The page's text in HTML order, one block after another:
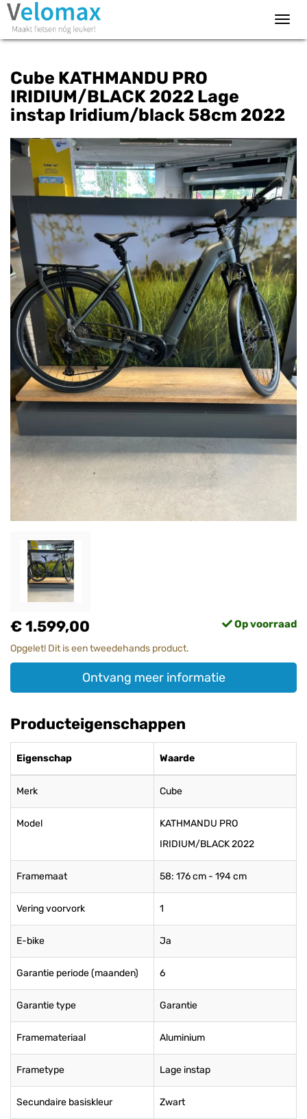
Cube KATHMANDU PRO
IRIDIUM/BLACK 2022 Lage
instap Iridium/black 58cm 2022
€ 1.599,00 Op voorraad
Opgelet! Dit is een tweedehands product.
Ontvang meer informatie
Producteigenschappen
Eigenschap Waarde
Merk Cube
Model
KATHMANDU PRO
IRIDIUM/BLACK 2022
Framemaat 58: 176 cm - 194 cm
Vering voorvork 1
E-bike Ja
Garantie periode (maanden) 6
Garantie type Garantie
Framemateriaal Aluminium
Frametype Lage instap
Secundaire basiskleur Zwart